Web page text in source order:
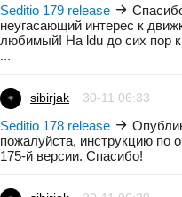
Seditio 179 release
неугасающий интерес к
любимый! На ldu до сих пор
...
sibirjak 30-11 06:33
Seditio 178 release
пожалуйста, инструкцию по
175-й версии. Спасибо!